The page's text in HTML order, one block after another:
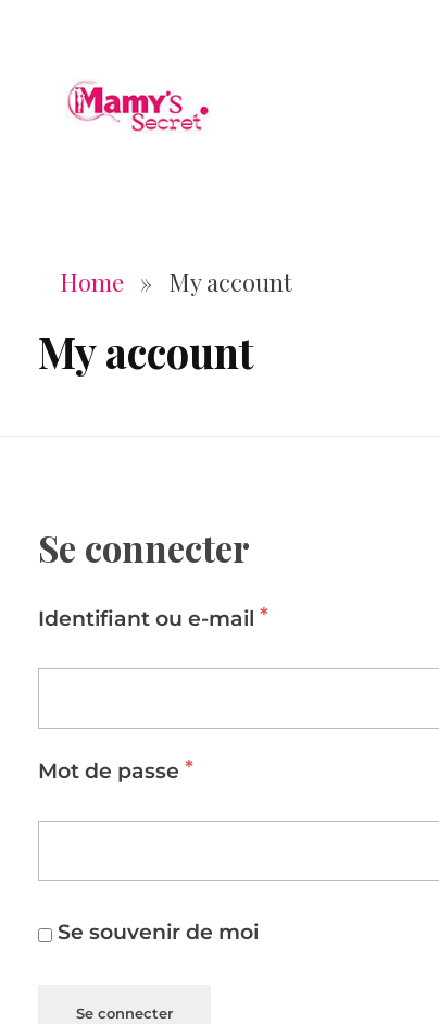
Home » My account
My account
Se connecter
Identifiant ou e-mail *
Mot de passe *
Se souvenir de moi
Se connecter